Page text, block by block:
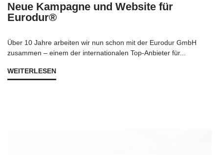
Neue Kampagne und Website für
Eurodur®
Über 10 Jahre arbeiten wir nun schon mit der Eurodur GmbH
zusammen – einem der internationalen Top-Anbieter für...
WEITERLESEN